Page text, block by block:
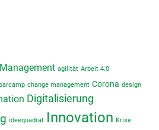
agilität Arbeit 4.0
barcamp change management Corona design
Digitalisierung
ideequadrat Innovation Krise